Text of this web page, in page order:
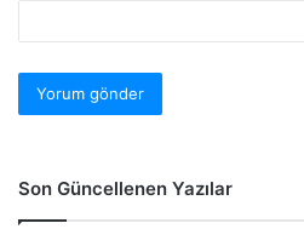
Son Güncellenen Yazılar